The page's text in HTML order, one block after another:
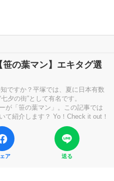
の葉マン】エキタグ選
ですか？平塚では、夏に日本有数
夕の街”として有名です。
が「笹の葉マン」。この記事では
て紹介します？ Yo！Check it out！
ア 送る